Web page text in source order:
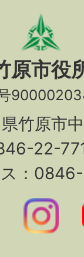
原市役
竹原市
22-
：